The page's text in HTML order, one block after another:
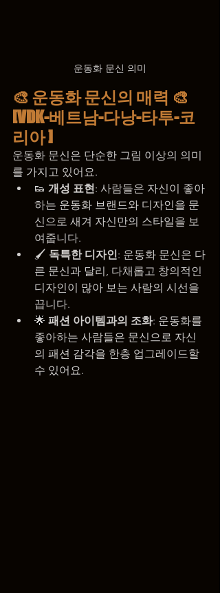
운동화 문신 의미
🎨 운동화 문신의 매력 🎨
[VDK-베트남-다낭-타투-코
리아 ]
운동화 문신은 단순한 그림 이상의 의미
를 가지고 있어요.
👟 개성 표현: 사람들은 자신이 좋아
하는 운동화 브랜드와 디자인을 문
신으로 새겨 자신만의 스타일을 보
여줍니다.
🖌️ 독특한 디자인: 운동화 문신은 다
른 문신과 달리, 다채롭고 창의적인
디자인이 많아 보는 사람의 시선을
끕니다.
🌟 패션 아이템과의 조화: 운동화를
좋아하는 사람들은 문신으로 자신
의 패션 감각을 한층 업그레이드할
수 있어요.